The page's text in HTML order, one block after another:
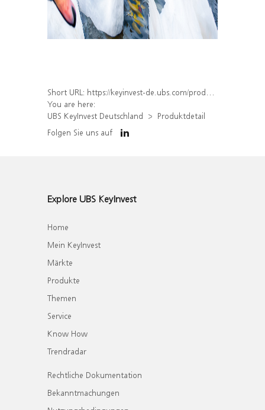
Short URL: https://keyinvest-de.ubs.com/produkt/detail/index/isin/DE000WA6N3S3
You are here:
UBS KeyInvest Deutschland
Produktdetail
Folgen Sie uns auf
Explore UBS KeyInvest
Home
Mein KeyInvest
Märkte
Produkte
Themen
Service
Know How
Trendradar
Rechtliche Dokumentation
Bekanntmachungen